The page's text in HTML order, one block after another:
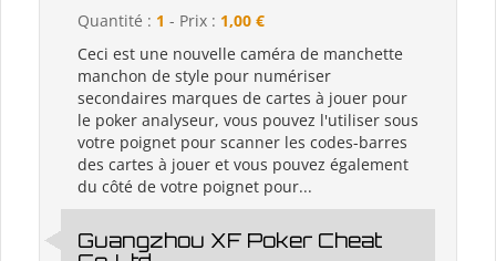
Quantité : 1 - Prix : 1,00 €
Ceci est une nouvelle caméra de manchette
manchon de style pour numériser
secondaires marques de cartes à jouer pour
le poker analyseur, vous pouvez l'utiliser sous
votre poignet pour scanner les codes-barres
des cartes à jouer et vous pouvez également
du côté de votre poignet pour...
Guangzhou XF Poker Cheat